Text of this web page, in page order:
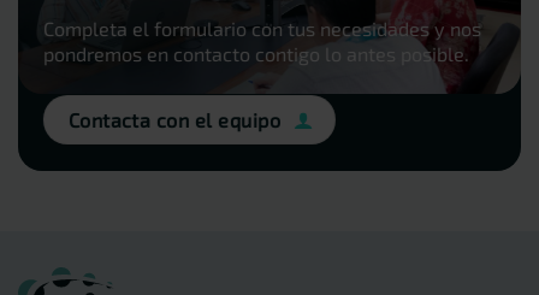
Completa el formulario con tus necesidades y nos
pondremos en contacto contigo lo antes posible.
Contacta con el equipo